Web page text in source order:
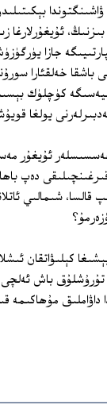
بېكىتىلىدۇ.
ئۇيغۇرلارغا
جازا
خەلقئارا
كۈچلۈك
يولغا
ئۇيغۇر
دەپ
شىمالىي
كېلىۋاتقان
تۇرۇشلۇق باش
مۇھاكىمە